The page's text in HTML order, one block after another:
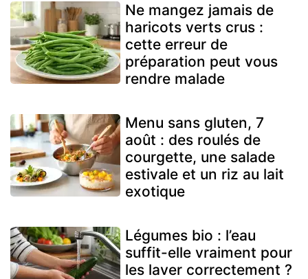
Ne mangez jamais de
haricots verts crus :
cette erreur de
préparation peut vous
rendre malade
Menu sans gluten, 7
août : des roulés de
courgette, une salade
estivale et un riz au lait
exotique
Légumes bio : l’eau
suffit-elle vraiment pour
les laver correctement ?